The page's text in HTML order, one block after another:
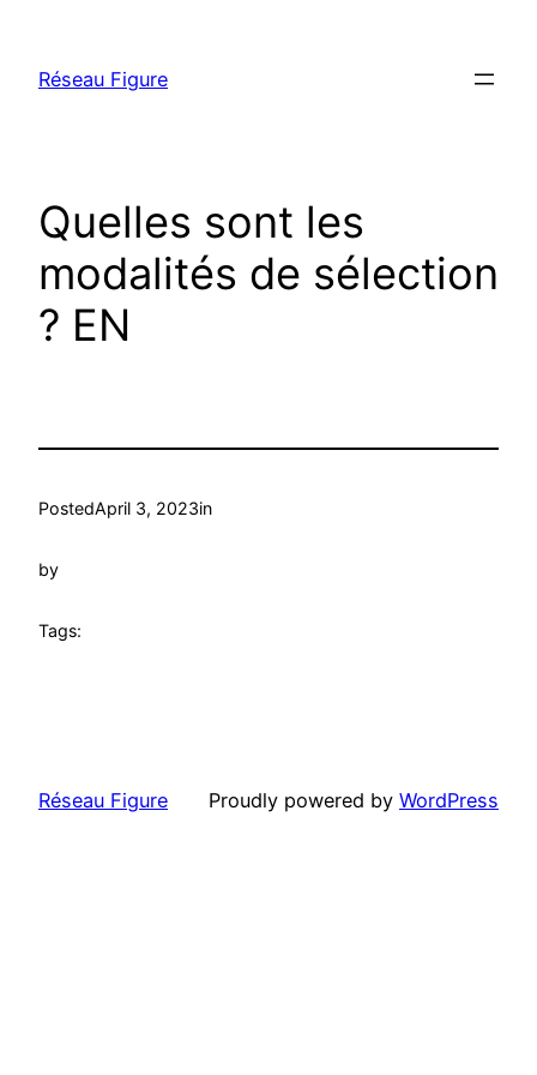
content
Réseau Figure
Quelles sont les
modalités de sélection
? EN
PostedApril 3, 2023in
by
Tags:
Réseau Figure Proudly powered by WordPress